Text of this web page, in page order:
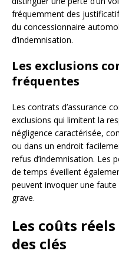
fréquemment des
du concessionnaire
d’indemnisation.
Les exclusions
fréquentes
Les contrats d’assurance
exclusions qui limitent la
négligence caractérisée,
ou dans un endroit
refus d’indemnisation. Les
de temps éveillent
peuvent invoquer une
grave.
Les coûts
des clés